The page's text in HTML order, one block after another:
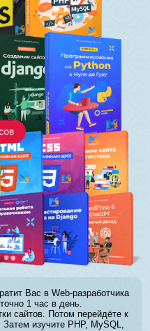
Вас в Web-разработчика
1 час в день.
сайтов. Потом перейдёте к
изучите PHP, MySQL,